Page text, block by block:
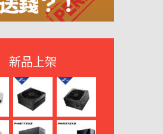
新品上架